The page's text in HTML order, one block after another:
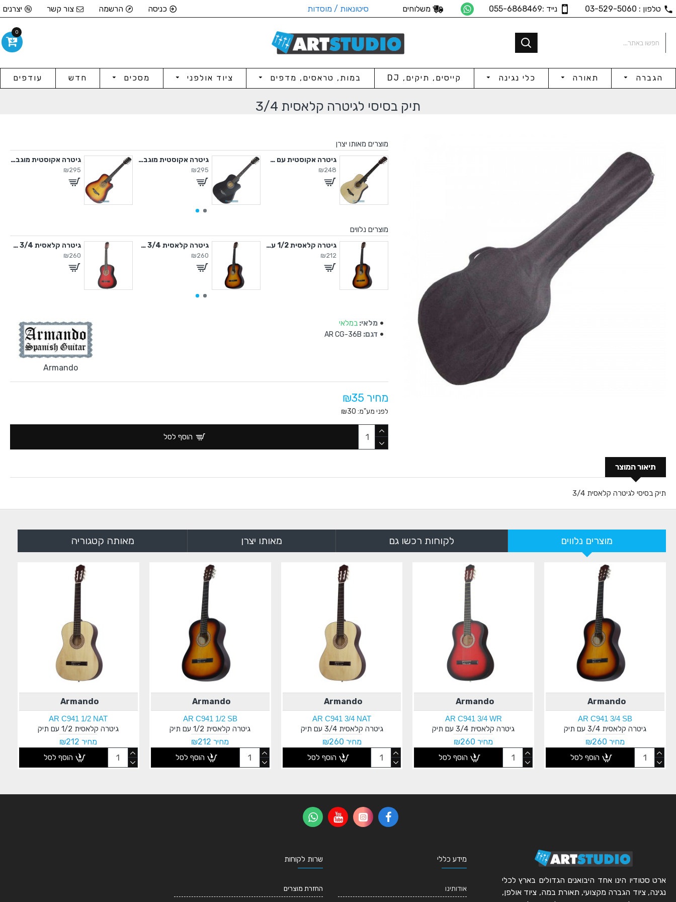
טלפון : 03-529-5060 נייד :055-6868469 משלוחים סיטונאות / מוסדות כניסה הרשמה צור קשר יצרנים
הגברה תאורה כלי נגינה קייסים, תיקים, DJ במות, טראסים, מדפים ציוד אולפני מסכים חדש עודפים
תיק בסיסי לגיטרה קלאסית 3/4
מוצרים מאותו יצרן
גיטרה אקוסטית עם תיק
₪248
גיטרה אקוסטית מוגברת
₪295
גיטרה אקוסטית מוגברת
₪295
מוצרים נלווים
גיטרה קלאסית 3/4 עם תיק
₪260
גיטרה קלאסית 1/2 עם תיק
₪212
גיטרה קלאסית 3/4 עם תיק
₪260
גיטרה קלאסית 3/4 עם תיק
₪260
מלאי: במלאי
דגם: AR CG-36B
Armando
מחיר ₪35
לפני מע"מ: ₪30
הוסף לסל
תיאור המוצר
תיק בסיסי לגיטרה קלאסית 3/4
מוצרים נלווים לקוחות רכשו גם מאותו יצרן מאותה קטגוריה
Armando
AR C941 3/4 SB
גיטרה קלאסית 3/4 עם תיק
מחיר ₪260
הוסף לסל
Armando
AR C941 3/4 WR
גיטרה קלאסית 3/4 עם תיק
מחיר ₪260
הוסף לסל
Armando
AR C941 3/4 NAT
גיטרה קלאסית 3/4 עם תיק
מחיר ₪260
הוסף לסל
Armando
AR C941 1/2 SB
גיטרה קלאסית 1/2 עם תיק
מחיר ₪212
הוסף לסל
Armando
AR C941 1/2 NAT
גיטרה קלאסית 1/2 עם תיק
מחיר ₪212
הוסף לסל
ארט סטודיו הינו אחד היבואנים הגדולים בארץ לכלי
נגינה, ציוד הגברה מקצועי, תאורת במה, ציוד אולפן,
מידע כללי
אודותינו
שרות לקוחות
החזרת מוצרים
0